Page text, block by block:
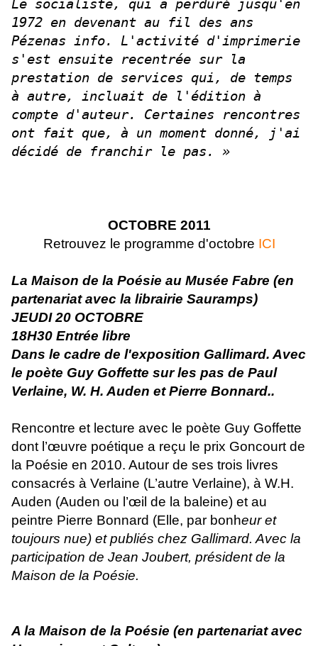
Le socialiste, qui a perduré jusqu'en
1972 en devenant au fil des ans
Pézenas info. L'activité d'imprimerie
s'est ensuite recentrée sur la
prestation de services qui, de temps
à autre, incluait de l'édition à
compte d'auteur. Certaines rencontres
ont fait que, à un moment donné, j'ai
décidé de franchir le pas. »
OCTOBRE 2011
Retrouvez le programme d'octobre ICI
La Maison de la Poésie au Musée Fabre (en
partenariat avec la librairie Sauramps)
JEUDI 20 OCTOBRE
18H30 Entrée libre
Dans le cadre de l'exposition Gallimard. Avec
le poète Guy Goffette sur les pas de Paul
Verlaine, W. H. Auden et Pierre Bonnard..
Rencontre et lecture avec le poète Guy Goffette
dont l’œuvre poétique a reçu le prix Goncourt de
la Poésie en 2010. Autour de ses trois livres
consacrés à Verlaine (L’autre Verlaine), à W.H.
Auden (Auden ou l’œil de la baleine) et au
peintre Pierre Bonnard (Elle, par bonheur et
toujours nue) et publiés chez Gallimard. Avec la
participation de Jean Joubert, président de la
Maison de la Poésie.
A la Maison de la Poésie (en partenariat avec